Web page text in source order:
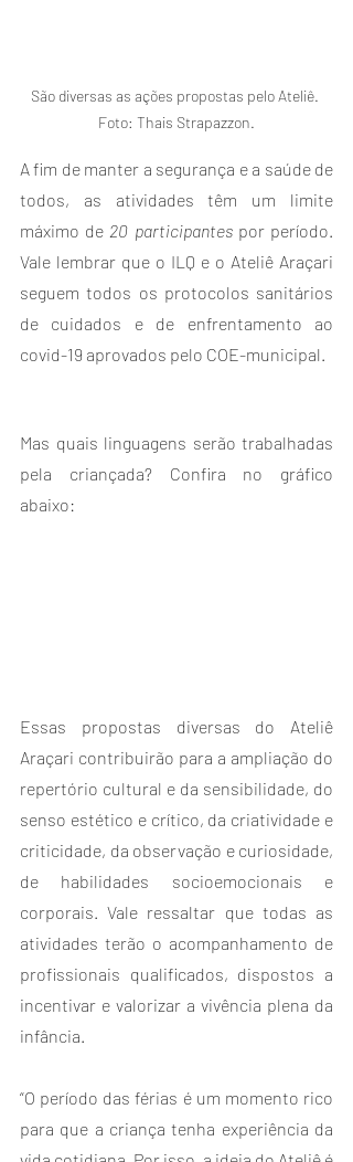
São diversas as ações propostas pelo Ateliê.
Foto: Thais Strapazzon.
A fim de manter a segurança e a saúde de
todos, as atividades têm um limite
máximo de 20 participantes por período.
Vale lembrar que o ILQ e o Ateliê Araçari
seguem todos os protocolos sanitários
de cuidados e de enfrentamento ao
covid-19 aprovados pelo COE-municipal.
Mas quais linguagens serão trabalhadas
pela criançada? Confira no gráfico
abaixo:
Essas propostas diversas do Ateliê
Araçari contribuirão para a ampliação do
repertório cultural e da sensibilidade, do
senso estético e crítico, da criatividade e
criticidade, da observação e curiosidade,
de habilidades socioemocionais e
corporais. Vale ressaltar que todas as
atividades terão o acompanhamento de
profissionais qualificados, dispostos a
incentivar e valorizar a vivência plena da
infância.
“O período das férias é um momento rico
para que a criança tenha experiência da